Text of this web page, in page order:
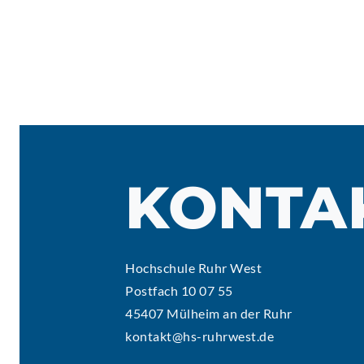
Hochschule Ruhr West
Postfach 10 07 55
45407 Mülheim an der Ruhr
kontakt@hs-ruhrwest.de